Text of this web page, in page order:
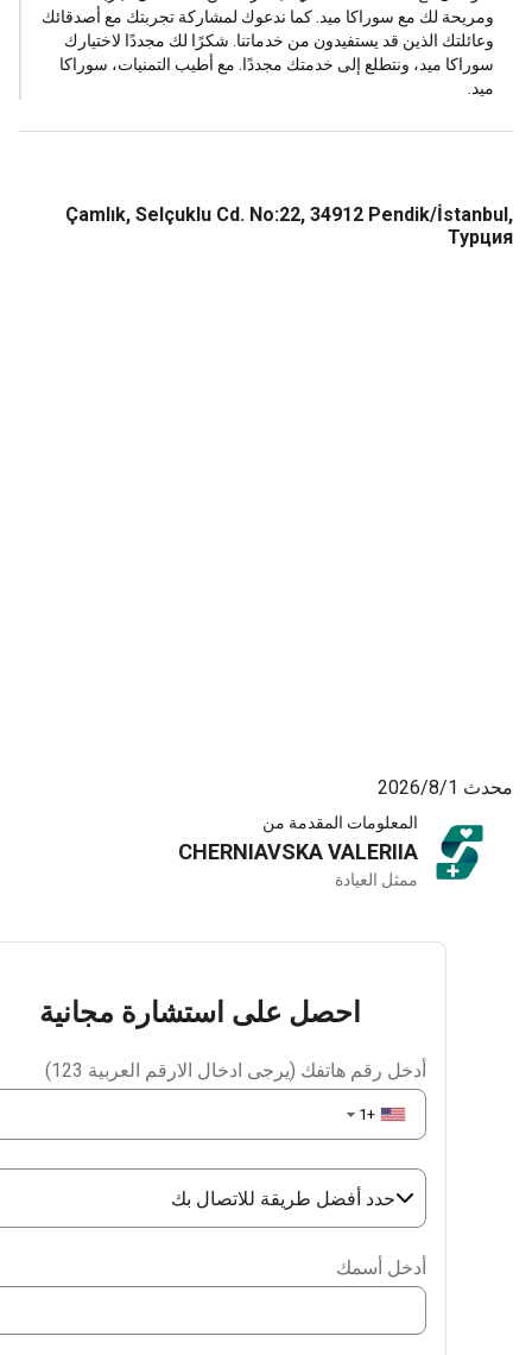
لك مع سوراكا ميد. كما ندعوك لمشاركة تجربتك مع أصدقائك
الذين قد يستفيدون من خدماتنا. شكرًا لك مجددًا لاختيارك
ميد، ونتطلع إلى خدمتك مجددًا. مع أطيب التمنيات، سوراكا
Çamlık, Selçuklu Cd. No:22, 34912 Pendik/
المعلومات المقدمة من
CHERNIAVSKA VALERIIA
ممثل العيادة
2026
احصل على استشارة مجانية
أدخل رقم هاتفك (يرجى ادخال الارقم العربية 123)
▼
حدد أفضل طريقة للاتصال بك
Phone
أدخل أسمك